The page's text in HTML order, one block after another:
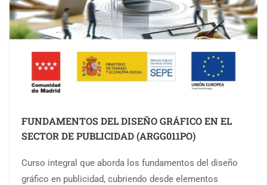
FUNDAMENTOS DEL DISEÑO GRÁFICO EN EL
SECTOR DE PUBLICIDAD (ARGG011PO)
Curso integral que aborda los fundamentos del diseño
gráfico en publicidad, cubriendo desde elementos